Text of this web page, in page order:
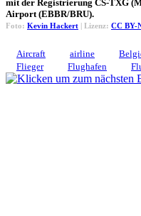
mit der Registrierung CS-TXG
Airport (EBBR/BRU).
Foto: Kevin Hackert | Lizenz: CC BY-
Aircraft airline
Flieger
Flughafen